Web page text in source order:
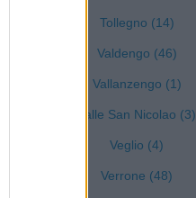
Tollegno (14)
Valdengo (46)
Vallanzengo (1)
Valle San Nicolao (3)
Veglio (4)
Verrone (48)